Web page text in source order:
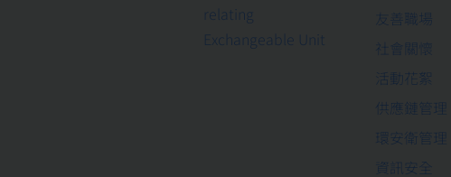
relating
Exchangeable Unit
友善職場
社會關懷
活動花絮
供應鏈管理
環安衛管理
資訊安全